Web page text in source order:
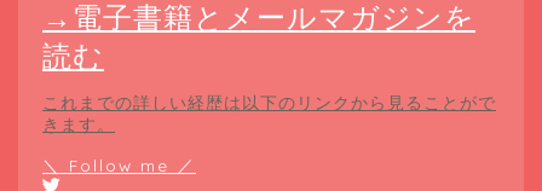
→電子書籍とメールマガジンを
読む
これまでの詳しい経歴は以下のリンクから見ることがで
きます。
＼ Follow me ／